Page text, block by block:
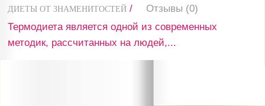
ДИЕТЫ ОТ ЗНАМЕНИТОСТЕЙ /
Отзывы (0)
Термодиета является одной из современных
методик, рассчитанных на людей,...